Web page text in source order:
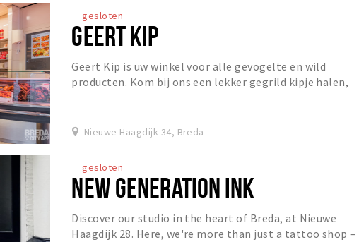
gesloten
GEERT KIP
Geert Kip is uw winkel voor alle gevogelte en wild
producten. Kom bij ons een lekker gegrild kipje halen,
Nieuwe Haagdijk 34, Breda
gesloten
NEW GENERATION INK
Discover our studio in the heart of Breda, at Nieuwe
Haagdijk 28. Here, we're more than just a tattoo shop –